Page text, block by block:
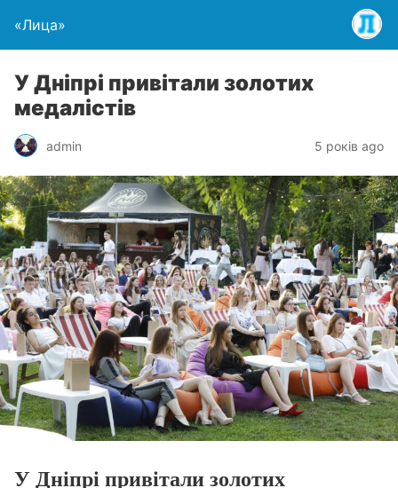
«Лица»
У Дніпрі привітали золотих
медалістів
admin 5 років ago
У Дніпрі привітали золотих